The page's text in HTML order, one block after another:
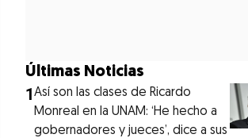
Últimas Noticias
1Así son las clases de Ricardo
Monreal en la UNAM: ‘He hecho a
gobernadores y jueces’, dice a sus